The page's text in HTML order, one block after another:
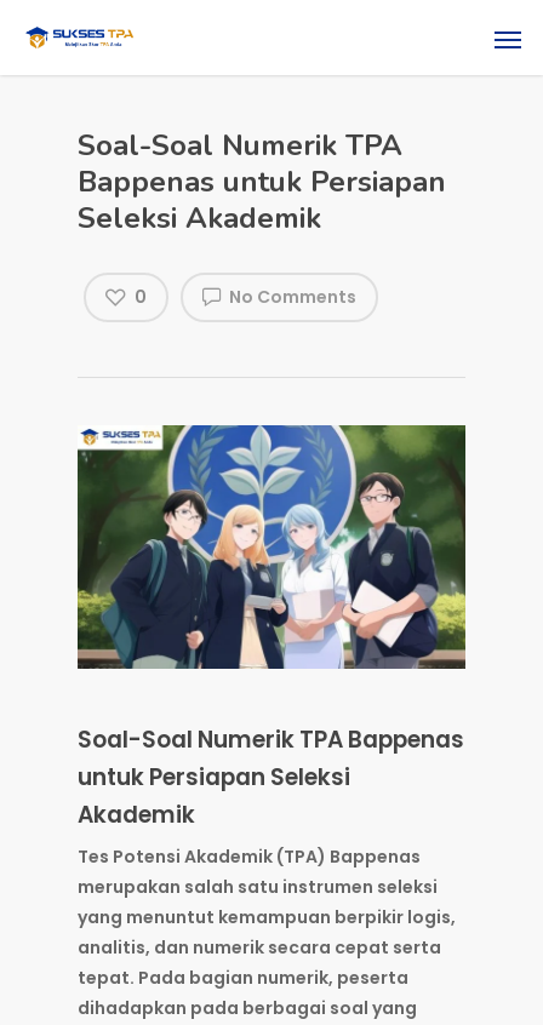
Soal-Soal Numerik TPA
Bappenas untuk Persiapan
Seleksi Akademik
No Comments
0
Soal-Soal Numerik TPA Bappenas
untuk Persiapan Seleksi
Akademik
Tes Potensi Akademik (TPA) Bappenas
merupakan salah satu instrumen seleksi
yang menuntut kemampuan berpikir logis,
analitis, dan numerik secara cepat serta
tepat. Pada bagian numerik, peserta
dihadapkan pada berbagai soal yang